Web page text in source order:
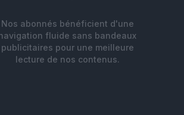
Nos abonnés bénéficient d'une
fluide sans bandeaux
publicitaires pour une meilleure
lecture de nos contenus.